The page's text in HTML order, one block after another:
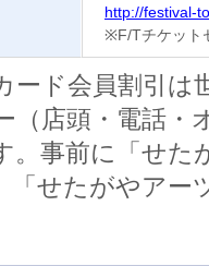
http://festival-
※F/Tチケット
ード会員割引は
（店頭・電話・
。事前に「せた
「せたがやアー